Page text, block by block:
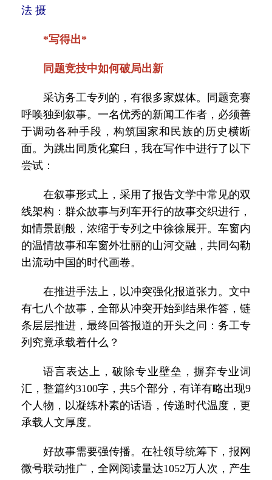
法 摄
*写得出*
同题竞技中如何破局出新
采访务工专列的，有很多家媒体。同题竞赛
呼唤独到叙事。一名优秀的新闻工作者，必须善
于调动各种手段，构筑国家和民族的历史横断
面。为跳出同质化窠臼，我在写作中进行了以下
尝试：
在叙事形式上，采用了报告文学中常见的双
线架构：群众故事与列车开行的故事交织进行，
如情景剧般，浓缩于专列之中徐徐展开。车窗内
的温情故事和车窗外壮丽的山河交融，共同勾勒
出流动中国的时代画卷。
在推进手法上，以冲突强化报道张力。文中
有七八个故事，全部从冲突开始到结果作答，链
条层层推进，最终回答报道的开头之问：务工专
列究竟承载着什么？
语言表达上，破除专业壁垒，摒弃专业词
汇，整篇约3100字，共5个部分，有详有略出现9
个人物，以凝练朴素的话语，传递时代温度，更
承载人文厚度。
好故事需要强传播。在社领导统筹下，报网
微号联动推广，全网阅读量达1052万人次，产生